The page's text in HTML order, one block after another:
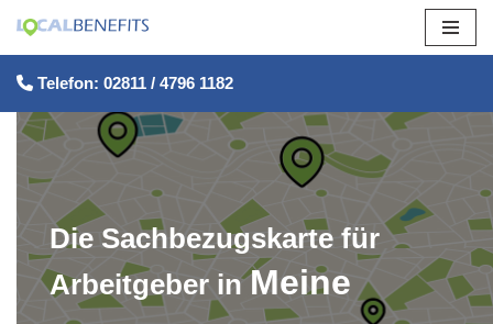
Zum
Inhalt
springen
Telefon: 02811 / 4796 1182
Die Sachbezugskarte für
Arbeitgeber inMeine